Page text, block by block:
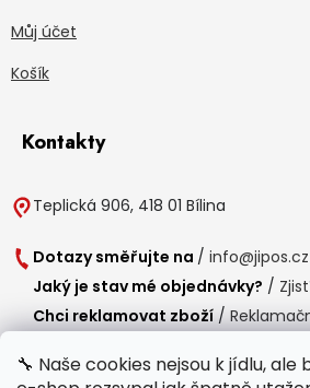
🔧 Naše cookies nejsou k jídlu,
Můj účet
Košík
Kontakty
Teplická 906, 418 01 Bílina
Dotazy směřujte na / info@jipos.cz
Jaký je stav mé objednávky? /
Chci reklamovat zboží /